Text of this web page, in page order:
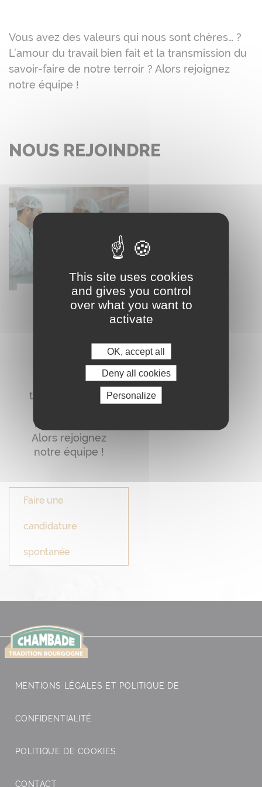
Vous avez des valeurs qui nous sont chères… ?
L’amour du travail bien fait et la transmission du
savoir-faire de notre terroir ? Alors rejoignez
notre équipe !
NOUS REJOINDRE
Vous avez des
valeurs qui
travail bien fait
transmission du
notre terroir ?
Alors rejoignez
notre équipe !
Faire une
candidature
spontanée
MENTIONS LÉGALES ET POLITIQUE DE
CONFIDENTIALITÉ
POLITIQUE DE COOKIES
CONTACT
This site uses cookies
and gives you control
over what you want to
activate
OK, accept all
Deny all cookies
Personalize